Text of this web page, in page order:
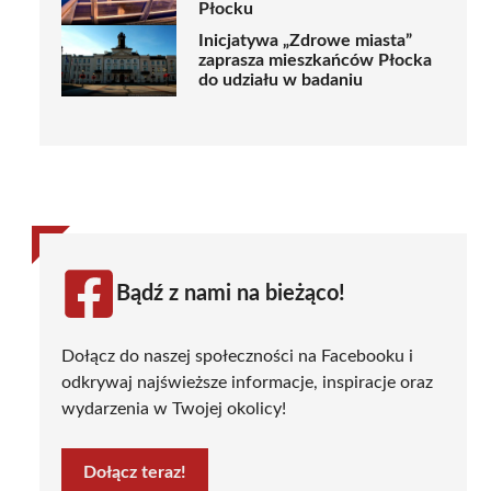
Płocku
Inicjatywa „Zdrowe miasta”
zaprasza mieszkańców Płocka
do udziału w badaniu
Bądź z nami na bieżąco!
Dołącz do naszej społeczności na Facebooku i
odkrywaj najświeższe informacje, inspiracje oraz
wydarzenia w Twojej okolicy!
Dołącz teraz!